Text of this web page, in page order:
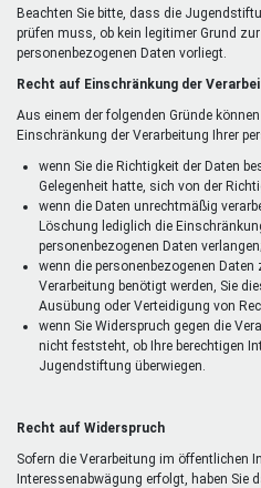
Beachten Sie bitte, dass die
prüfen muss, ob kein legitimer Grund
personenbezogenen Daten vorliegt.
Recht auf Einschränkung der
Aus einem der folgenden Gründe
Einschränkung der Verarbeitung Ihrer
wenn Sie die Richtigkeit der Daten
Gelegenheit hatte, sich von der
wenn die Daten unrechtmäßig
Löschung lediglich die
personenbezogenen Daten verlangen;
wenn die personenbezogenen
Verarbeitung benötigt werden, Sie
Ausübung oder Verteidigung von
wenn Sie Widerspruch gegen die
nicht feststeht, ob Ihre berechtigen
Jugendstiftung überwiegen.
Recht auf Widerspruch
Sofern die Verarbeitung im öffentlichen
Interessenabwägung erfolgt, haben Sie